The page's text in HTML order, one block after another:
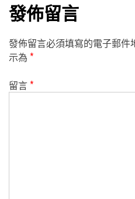
發佈留言
發佈留言必須填寫的電子郵件
示為 *
留言*